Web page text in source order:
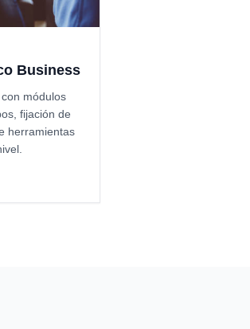
Business
módulos
fijación de
herramientas